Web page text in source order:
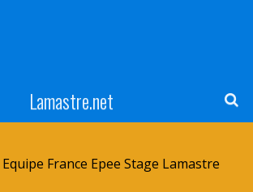
Lamastre.net
France Epee Stage Lamastre